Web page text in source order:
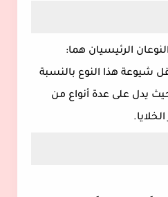
الرئيسيان هما:
فقط وتقل شيوعة هذا النوع بالنسبة
ويعتبر مصطلحاً شاملاً حيث يدل على عدة أنواع من